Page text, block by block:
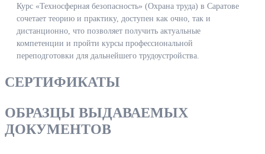
Курс «Техносферная безопасность» (Охрана труда) в Саратове
сочетает теорию и практику, доступен как очно, так и
дистанционно, что позволяет получить актуальные
компетенции и пройти курсы профессиональной
переподготовки для дальнейшего трудоустройства.
СЕРТИФИКАТЫ
ОБРАЗЦЫ ВЫДАВАЕМЫХ
ДОКУМЕНТОВ